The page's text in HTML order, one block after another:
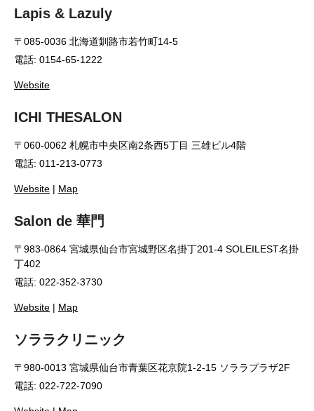
Lapis & Lazuly
〒085-0036 北海道釧路市若竹町14-5
電話: 0154-65-1222
Website
ICHI THESALON
〒060-0062 札幌市中央区南2条西5丁目 三雄ビル4階
電話: 011-213-0773
Website | Map
Salon de 華門
〒983-0864 宮城県仙台市宮城野区名掛丁201-4 SOLEILEST名掛
丁402
電話: 022-352-3730
Website | Map
ソララクリニック
〒980-0013 宮城県仙台市青葉区花京院1-2-15 ソララプラザ2F
電話: 022-722-7090